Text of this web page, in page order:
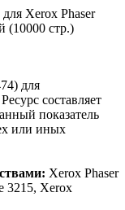
Xerox Phaser
(10000 стр.)
для
составляет
показатель
или иных
Xerox Phaser
3215, Xerox